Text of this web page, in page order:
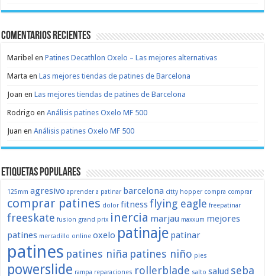
Comentarios recientes
Maribel enPatines Decathlon Oxelo – Las mejores alternativas
Marta enLas mejores tiendas de patines de Barcelona
Joan enLas mejores tiendas de patines de Barcelona
Rodrigo enAnálisis patines Oxelo MF 500
Juan enAnálisis patines Oxelo MF 500
Etiquetas populares
125mm agresivo aprender a patinar barcelona citty hopper compra comprar
comprar patines dolor fitnessflying eagle freepatinar
freeskate fusion grand prix inercia marjau maxxum mejores
patines mercadillo online oxelo patinaje patinar
patines patines niña patines niño pies
powerslide rampa reparaciones rollerblade salto salud seba